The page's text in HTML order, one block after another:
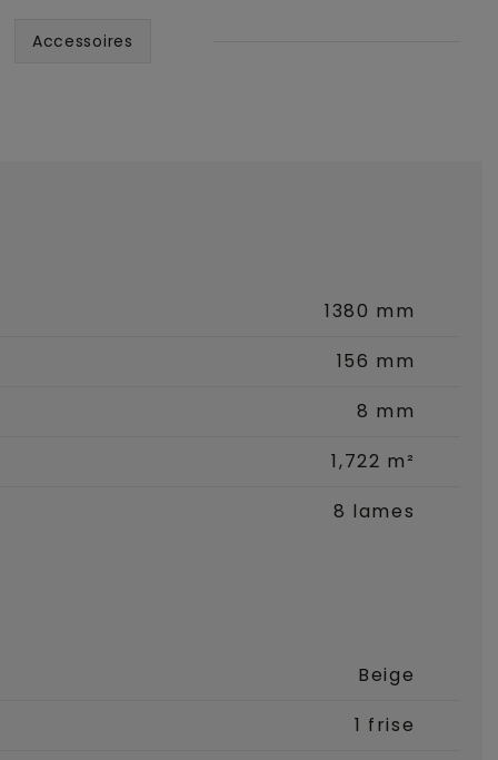
Accessoires
1380 mm
156 mm
8 mm
1,722 m²
8 lames
Beige
1 frise